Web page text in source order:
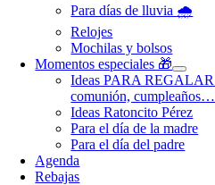
Para días de lluvia 🌧️
Relojes
Mochilas y bolsos
Momentos especiales 🎁
Ideas PARA
comunión, cumpleaños…
Ideas Ratoncito Pérez
Para el día de la madre
Para el día del padre
Agenda
Rebajas